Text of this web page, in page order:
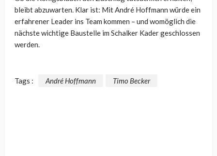
bleibt abzuwarten. Klar ist: Mit André Hoffmann würde ein
erfahrener Leader ins Team kommen – und womöglich die
nächste wichtige Baustelle im Schalker Kader geschlossen
werden.
Tags : André Hoffmann Timo Becker